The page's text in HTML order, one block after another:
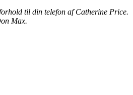
til din telefon af Catherine Price.
Max.